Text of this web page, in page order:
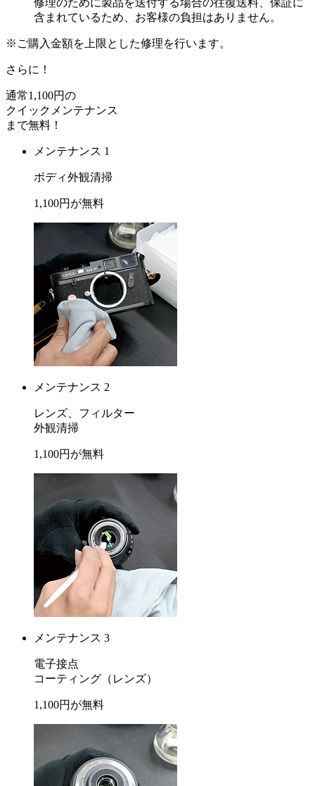
修理のために製品を送付する場合の往復送料、保証に
含まれているため、お客様の負担はありません。
※ご購入金額を上限とした修理を行います。
さらに！
通常1,100円の
クイックメンテナンス
まで無料 ！
メンテナンス 1
ボディ外観清掃
1,100円が無料
メンテナンス 2
レンズ、フィルター
外観清掃
1,100円が無料
メンテナンス 3
電子接点
コーティング （レンズ）
1,100円が無料